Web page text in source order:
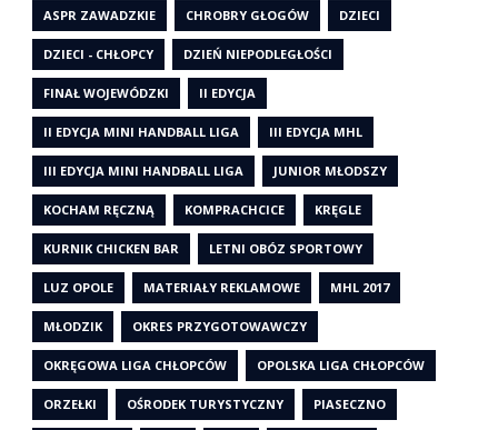
ASPR ZAWADZKIE CHROBRY GŁOGÓW DZIECI
DZIECI - CHŁOPCY DZIEŃ NIEPODLEGŁOŚCI
FINAŁ WOJEWÓDZKI II EDYCJA
II EDYCJA MINI HANDBALL LIGA III EDYCJA MHL
III EDYCJA MINI HANDBALL LIGA JUNIOR MŁODSZY
KOCHAM RĘCZNĄ KOMPRACHCICE KRĘGLE
KURNIK CHICKEN BAR LETNI OBÓZ SPORTOWY
LUZ OPOLE MATERIAŁY REKLAMOWE MHL 2017
MŁODZIK OKRES PRZYGOTOWAWCZY
OKRĘGOWA LIGA CHŁOPCÓW OPOLSKA LIGA CHŁOPCÓW
ORZEŁKI OŚRODEK TURYSTYCZNY PIASECZNO